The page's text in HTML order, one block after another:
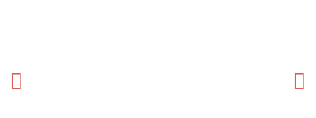
Renseignements